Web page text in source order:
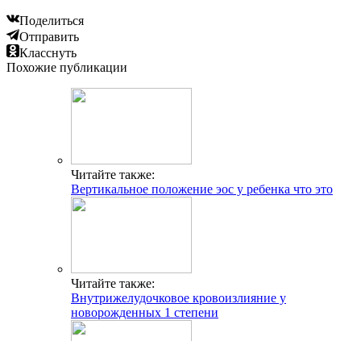
Поделиться
Отправить
Класснуть
Похожие публикации
Читайте также:
Вертикальное положение эос у ребенка что это
Читайте также:
Внутрижелудочковое кровоизлияние у
новорожденных 1 степени